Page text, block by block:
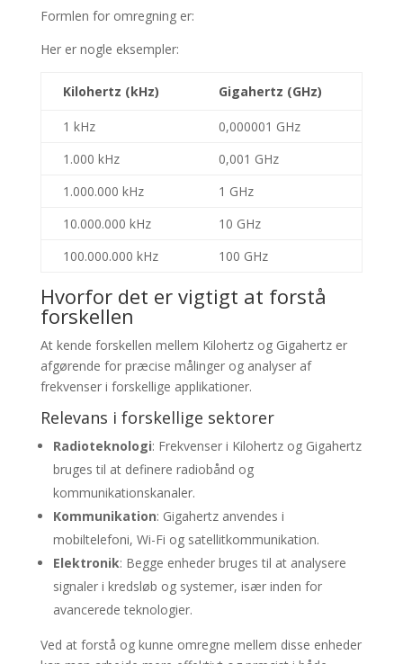
Formlen for omregning er:
Her er nogle eksempler:
Kilohertz (kHz) Gigahertz (GHz)
1 kHz
0,000001 GHz
1.000 kHz
0,001 GHz
1.000.000 kHz
1 GHz
10.000.000 kHz
10 GHz
100.000.000 kHz
100 GHz
Hvorfor det er vigtigt at forstå
forskellen
At kende forskellen mellem Kilohertz og Gigahertz er
afgørende for præcise målinger og analyser af
frekvenser i forskellige applikationer.
Relevans i forskellige sektorer
Radioteknologi: Frekvenser i Kilohertz og Gigahertz
bruges til at definere radiobånd og
kommunikationskanaler.
Kommunikation: Gigahertz anvendes i
mobiltelefoni, Wi-Fi og satellitkommunikation.
Elektronik: Begge enheder bruges til at analysere
signaler i kredsløb og systemer, især inden for
avancerede teknologier.
Ved at forstå og kunne omregne mellem disse enheder